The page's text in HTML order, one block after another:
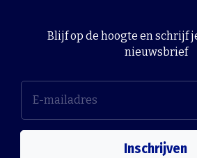
Blijf op de hoogte en schrijf
nieuwsbrief
Inschrijven